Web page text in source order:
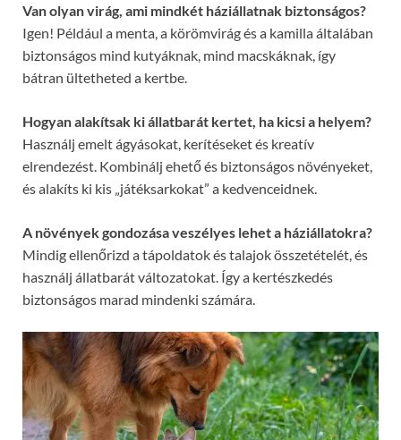
Van olyan virág, ami mindkét háziállatnak biztonságos?
Igen! Például a menta, a körömvirág és a kamilla általában
biztonságos mind kutyáknak, mind macskáknak, így
bátran ültetheted a kertbe.
Hogyan alakítsak ki állatbarát kertet, ha kicsi a helyem?
Használj emelt ágyásokat, kerítéseket és kreatív
elrendezést. Kombinálj ehető és biztonságos növényeket,
és alakíts ki kis „játéksarkokat” a kedvenceidnek.
A növények gondozása veszélyes lehet a háziállatokra?
Mindig ellenőrizd a tápoldatok és talajok összetételét, és
használj állatbarát változatokat. Így a kertészkedés
biztonságos marad mindenki számára.